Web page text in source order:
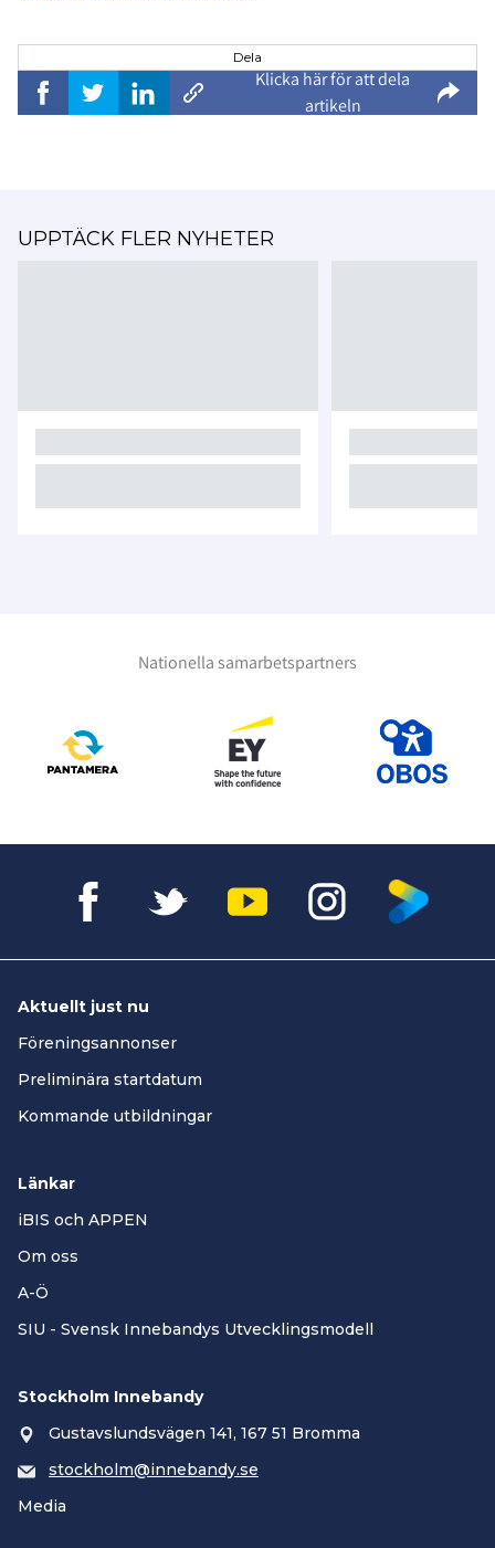
Dela
Klicka här för att dela
artikeln
UPPTÄCK FLER NYHETER
Nationella samarbetspartners
Aktuellt just nu
Föreningsannonser
Preliminära startdatum
Kommande utbildningar
Länkar
iBIS och APPEN
Om oss
A-Ö
SIU - Svensk Innebandys Utvecklingsmodell
Stockholm Innebandy
Gustavslundsvägen 141, 167 51 Bromma
stockholm@innebandy.se
Media